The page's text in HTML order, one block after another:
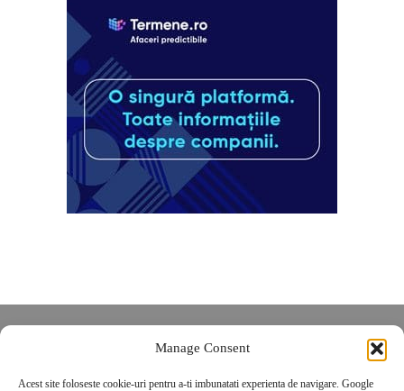
Manage Consent
Acest site foloseste cookie-uri pentru a-ti imbunatati experienta de navigare. Google